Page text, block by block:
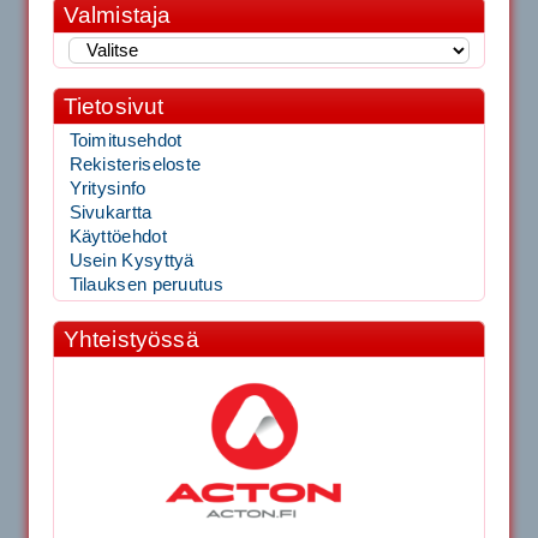
Valmistaja
Tietosivut
Toimitusehdot
Rekisteriseloste
Yritysinfo
Sivukartta
Käyttöehdot
Usein Kysyttyä
Tilauksen peruutus
Yhteistyössä